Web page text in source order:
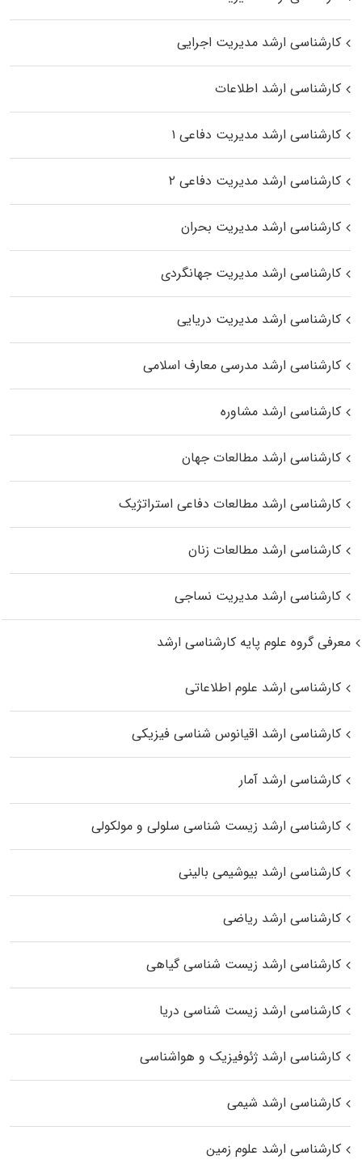
کارشناسی ارشد مدیریت اجرایی
کارشناسی ارشد اطلاعات
کارشناسی ارشد مدیریت دفاعی ۱
کارشناسی ارشد مدیریت دفاعی ۲
کارشناسی ارشد مدیریت بحران
کارشناسی ارشد مدیریت جهانگردی
کارشناسی ارشد مدیریت دریایی
کارشناسی ارشد مدرسی معارف اسلامی
کارشناسی ارشد مشاوره
کارشناسی ارشد مطالعات جهان
کارشناسی ارشد مطالعات دفاعی استراتژیک
کارشناسی ارشد مطالعات زنان
کارشناسی ارشد مدیریت نساجی
معرفی گروه علوم پایه کارشناسی ارشد
کارشناسی ارشد علوم اطلاعاتی
کارشناسی ارشد اقیانوس‌ شناسی فیزیکی
کارشناسی ارشد آمار
کارشناسی ارشد زیست شناسی سلولی و مولکولی
کارشناسی ارشد بیوشیمی بالینی
کارشناسی ارشد ریاضی
کارشناسی ارشد زیست‌ شناسی گیاهی
کارشناسی ارشد زیست‌ شناسی دریا
کارشناسی ارشد ژئوفیزیک و هواشناسی
کارشناسی ارشد شیمی
کارشناسی ارشد علوم زمین